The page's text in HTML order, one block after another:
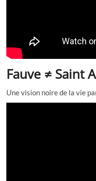
Fauve ≠ Saint
Une vision noire de la vie